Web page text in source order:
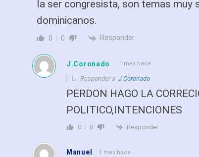
la ser congresista, son temas muy
dominicanos.
0 0 Responder
J.Coronado 1 mes hace
Responder a J.Coronado
PERDON HAGO LA
POLITICO,INTENCIONES
0 0 Responder
Manuel 1 mes hace